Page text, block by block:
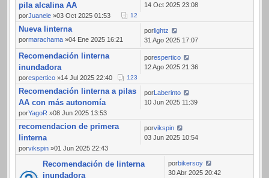
pila alcalina AA
porJuanele »03 Oct 2025 01:53 12
14 Oct 2025 23:08
Nueva linterna
pormarachama »04 Ene 2025 16:21
porlightz
31 Ago 2025 17:07
Recomendación linterna
inundadora
porespertico »14 Jul 2025 22:40 123
porespertico
12 Ago 2025 21:36
Recomendación linterna a pilas
AA con más autonomía
porYagoR »08 Jun 2025 13:53
por Laberinto
10 Jun 2025 11:39
recomendacion de primera
linterna
porvikspin »01 Jun 2025 22:43
porvikspin
03 Jun 2025 10:54
Recomendación de linterna
inundadora
porbikersoy
30 Abr 2025 20:42